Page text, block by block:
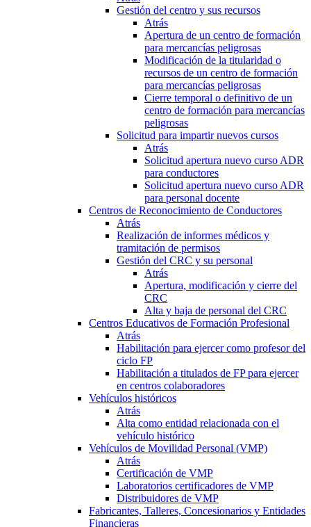
Gestión del centro y sus recursos
Atrás
Apertura de un centro de formación
para mercancías peligrosas
Modificación de la titularidad o
recursos de un centro de formación
para mercancías peligrosas
Cierre temporal o definitivo de un
centro de formación para mercancías
peligrosas
Solicitud para impartir nuevos cursos
Atrás
Solicitud apertura nuevo curso ADR
para conductores
Solicitud apertura nuevo curso ADR
para personal docente
Centros de Reconocimiento de Conductores
Atrás
Realización de informes médicos y
tramitación de permisos
Gestión del CRC y su personal
Atrás
Apertura, modificación y cierre del
CRC
Alta y baja de personal del CRC
Centros Educativos de Formación Profesional
Atrás
Habilitación para ejercer como profesor del
ciclo FP
Habilitación a titulados de FP para ejercer
en centros colaboradores
Vehículos históricos
Atrás
Alta como entidad relacionada con el
vehículo histórico
Vehículos de Movilidad Personal (VMP)
Atrás
Certificación de VMP
Laboratorios certificadores de VMP
Distribuidores de VMP
Fabricantes, Talleres, Concesionarios y Entidades
Financieras